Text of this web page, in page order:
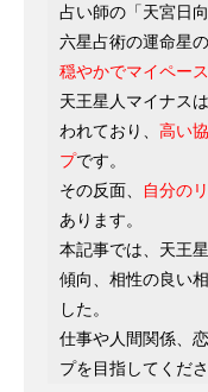
占い師の「天宮日向
六星占術の運命星
穏やかでマイペー
天王星人マイナスは
われており、 高い
プです。
その反面、
自分の
あります。
本記事では、天王
傾向、相性の良い
した。
仕事や人間関係、
プを目指してくださ